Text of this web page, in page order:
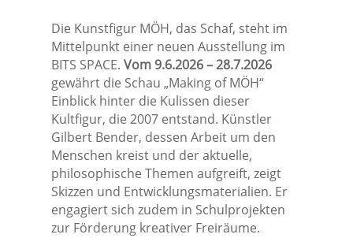
Die Kunstfigur MÖH, das Schaf, steht im
Mittelpunkt einer neuen Ausstellung im
BITS SPACE. Vom 9.6.2026 – 28.7.2026
gewährt die Schau „Making of MÖH“
Einblick hinter die Kulissen dieser
Kultfigur, die 2007 entstand. Künstler
Gilbert Bender, dessen Arbeit um den
Menschen kreist und der aktuelle,
philosophische Themen aufgreift, zeigt
Skizzen und Entwicklungsmaterialien. Er
engagiert sich zudem in Schulprojekten
zur Förderung kreativer Freiräume.